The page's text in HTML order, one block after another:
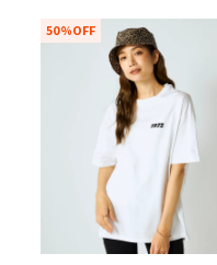
50%OFF